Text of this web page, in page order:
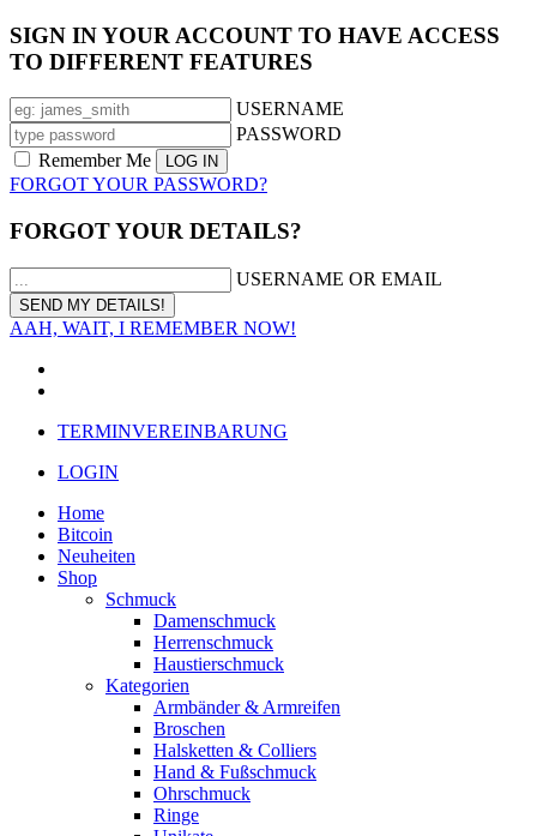
SIGN IN YOUR ACCOUNT TO HAVE ACCESS
TO DIFFERENT FEATURES
USERNAME
PASSWORD
Remember Me
FORGOT YOUR PASSWORD?
FORGOT YOUR DETAILS?
USERNAME OR EMAIL
AAH, WAIT, I REMEMBER NOW!
TERMINVEREINBARUNG
LOGIN
Home
Bitcoin
Neuheiten
Shop
Schmuck
Damenschmuck
Herrenschmuck
Haustierschmuck
Kategorien
Armbänder & Armreifen
Broschen
Halsketten & Colliers
Hand & Fußschmuck
Ohrschmuck
Ringe